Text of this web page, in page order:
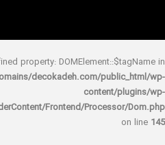
: Undefined property:
decoka/domains/decokadeh.com/
LazyRenderContent/Frontend/